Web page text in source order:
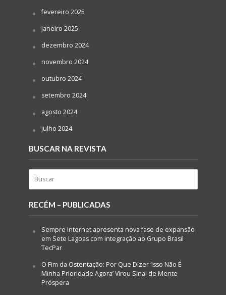
fevereiro 2025
janeiro 2025
dezembro 2024
novembro 2024
outubro 2024
setembro 2024
agosto 2024
julho 2024
BUSCAR NA REVISTA
RECÉM – PUBLICADAS
Sempre Internet apresenta nova fase de expansão
em Sete Lagoas com integração ao Grupo Brasil
TecPar
O Fim da Ostentação: Por Que Dizer ‘Isso Não É
Minha Prioridade Agora’ Virou Sinal de Mente
Próspera